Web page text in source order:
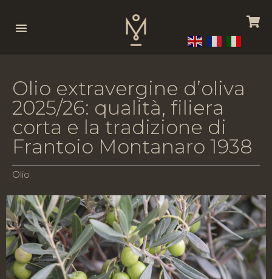
Olio extravergine d’oliva
2025/26: qualità, filiera
corta e la tradizione di
Frantoio Montanaro 1938
Olio